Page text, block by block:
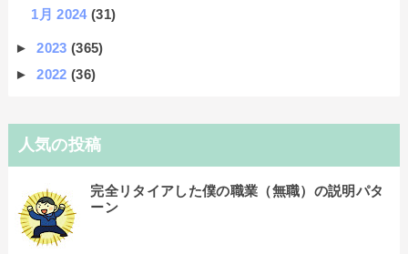
1月 2024(31)
►2023(365)
►2022(36)
人気の投稿
完全リタイアした僕の職業（無職）の説明パタ
ーン